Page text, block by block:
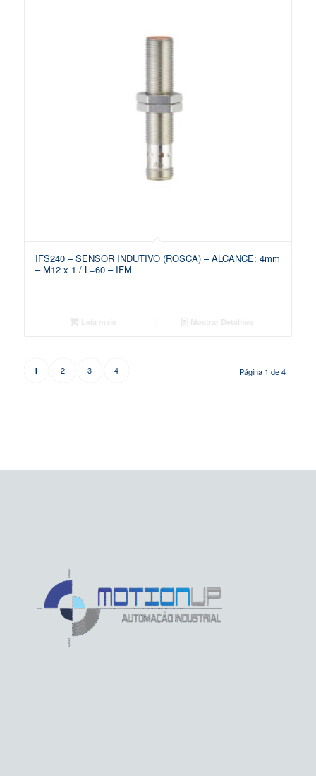
IFS240 – SENSOR INDUTIVO (ROSCA) – ALCANCE: 4mm
– M12 x 1 / L=60 – IFM
Página 1 de 4
1 2 3 4